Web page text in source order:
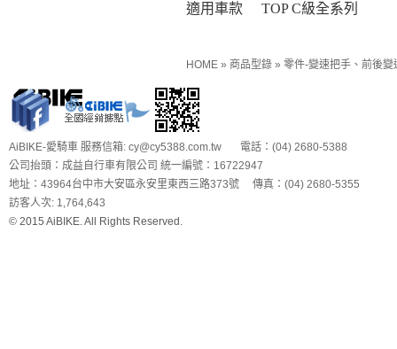
適用車款
TOP C級全系列
HOME » 商品型錄 » 零件-變速把手、前後變
AiBIKE-愛騎車 服務信箱: cy@cy5388.com.tw 電話：(04) 2680-5388
公司抬頭：成益自行車有限公司 統一編號：16722947
地址：43964台中市大安區永安里東西三路373號 傳真：(04) 2680-5355
訪客人次: 1,764,643
© 2015 AiBIKE. All Rights Reserved.